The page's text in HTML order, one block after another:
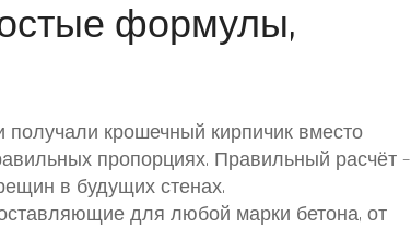
формулы,
получали крошечный кирпичик вместо
пропорциях. Правильный расчёт –
в будущих стенах.
для любой марки бетона, от